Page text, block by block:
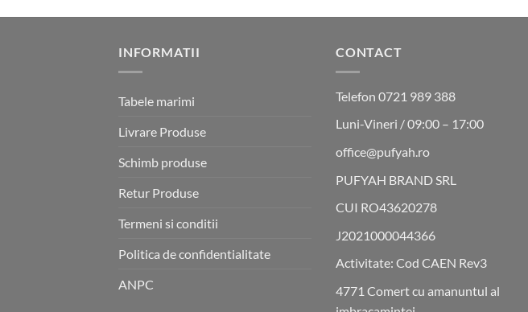
INFORMATII
Tabele marimi
Livrare Produse
Schimb produse
Retur Produse
Termeni si conditii
Politica de confidentialitate
ANPC
CONTACT
Telefon 0721 989 388
Luni-Vineri / 09:00 – 17:00
office@pufyah.ro
PUFYAH BRAND SRL
CUI RO43620278
J2021000044366
Activitate: Cod CAEN Rev3
4771 Comert cu amanuntul al